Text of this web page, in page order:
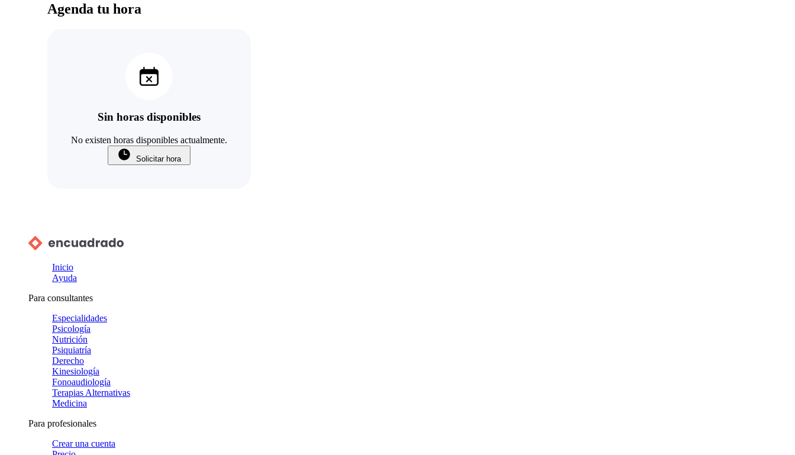
Agenda tu hora
Sin horas disponibles
No existen horas disponibles actualmente.
Solicitar hora
Inicio
Ayuda
Para consultantes
Especialidades
Psicología
Nutrición
Psiquiatría
Derecho
Kinesiología
Fonoaudiología
Terapias Alternativas
Medicina
Para profesionales
Crear una cuenta